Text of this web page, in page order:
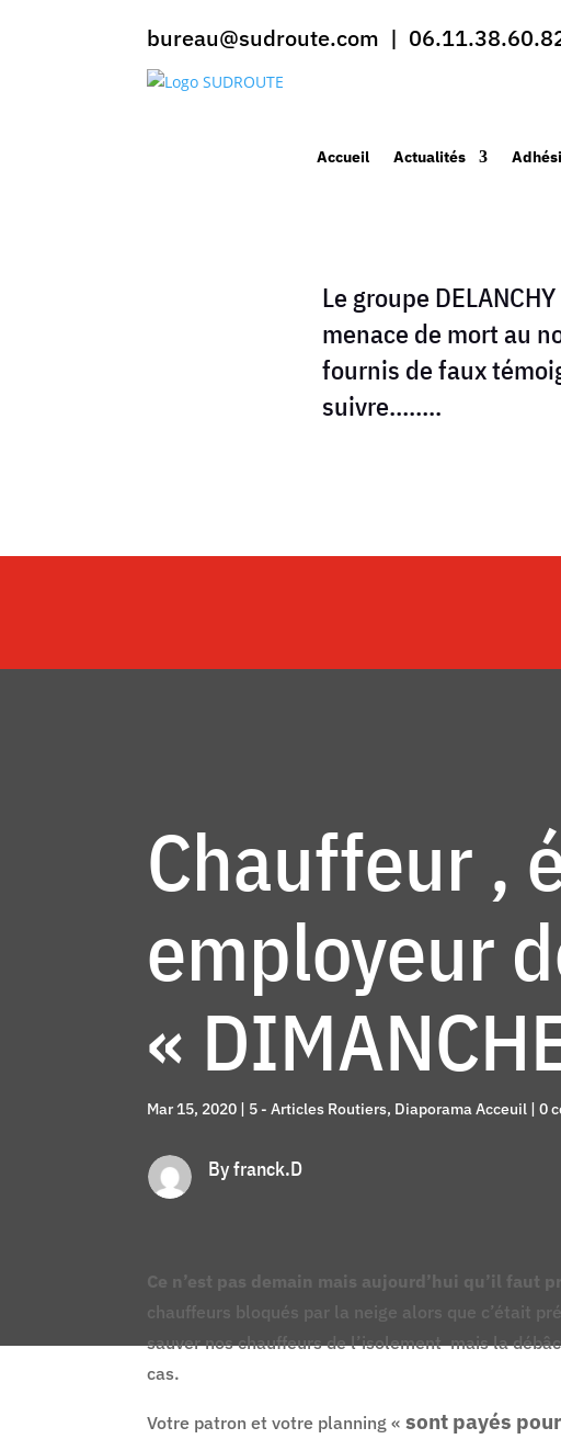
bureau@sudroute.com |
Accueil Actualités
Le groupe
menace de mort au
fournis de faux
suivre……..
Chauffeur ,
employeur
«
Mar 15, 2020 5 - Articles Routiers, Diaporama Acceuil |0
By franck.D
Ce n’est pas demain mais aujourd’hui qu’il faut
chauffeurs bloqués par la neige alors que c’était
sauver nos chauffeurs de l’isolement mais la
cas.
Votre patron et votre planning «sont payés